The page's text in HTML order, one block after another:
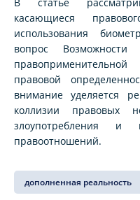
касающиеся
использования
вопрос
правовой
внимание уделяется
коллизии правовых
злоупотребления и
правоотношений.
дополненная реальность